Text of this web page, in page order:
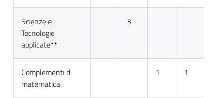
Scienze e
Tecnologie
applicate**
3
Complementi di
matematica
1 1